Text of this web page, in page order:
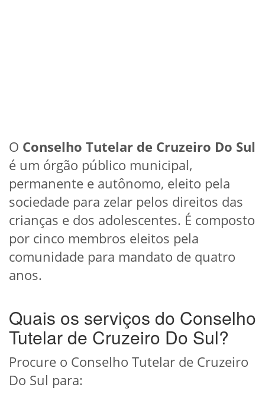
O Conselho Tutelar de Cruzeiro Do Sul
é um órgão público municipal,
permanente e autônomo, eleito pela
sociedade para zelar pelos direitos das
crianças e dos adolescentes. É composto
por cinco membros eleitos pela
comunidade para mandato de quatro
anos.
Quais os serviços do Conselho
Tutelar de Cruzeiro Do Sul?
Procure o Conselho Tutelar de Cruzeiro
Do Sul para: